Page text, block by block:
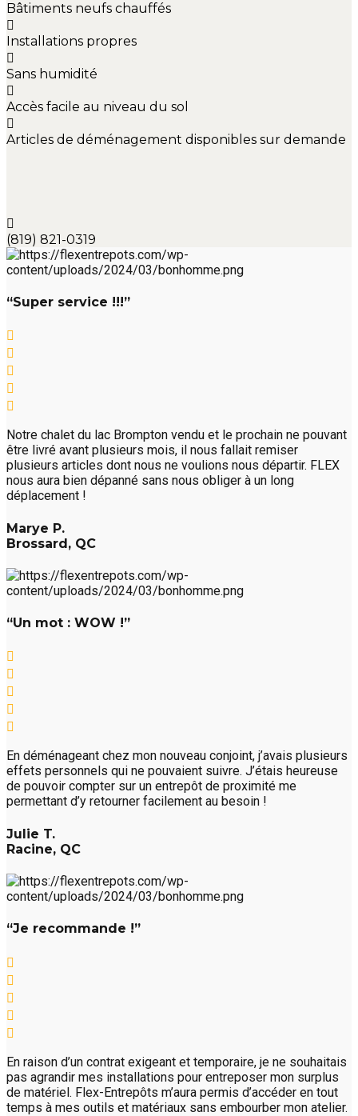
Bâtiments neufs chauffés
Installations propres
Sans humidité
Accès facile au niveau du sol
Articles de déménagement disponibles sur demande
(819) 821-0319
“Super service !!!”
Notre chalet du lac Brompton vendu et le prochain ne pouvant
être livré avant plusieurs mois, il nous fallait remiser
plusieurs articles dont nous ne voulions nous départir. FLEX
nous aura bien dépanné sans nous obliger à un long
déplacement !
Marye P.
Brossard, QC
“Un mot : WOW !”
En déménageant chez mon nouveau conjoint, j’avais plusieurs
effets personnels qui ne pouvaient suivre. J’étais heureuse
de pouvoir compter sur un entrepôt de proximité me
permettant d’y retourner facilement au besoin !
Julie T.
Racine, QC
“Je recommande !”
En raison d’un contrat exigeant et temporaire, je ne souhaitais
pas agrandir mes installations pour entreposer mon surplus
de matériel. Flex-Entrepôts m’aura permis d’accéder en tout
temps à mes outils et matériaux sans embourber mon atelier.